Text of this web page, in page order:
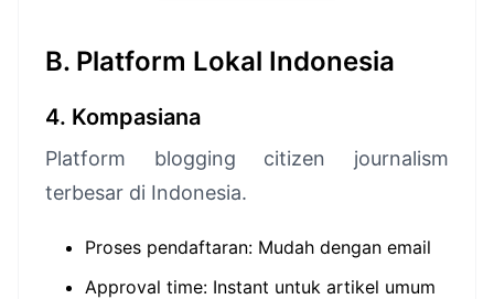
B. Platform Lokal Indonesia
4. Kompasiana
Platform blogging citizen journalism
terbesar di Indonesia.
Proses pendaftaran: Mudah dengan email
Approval time: Instant untuk artikel umum